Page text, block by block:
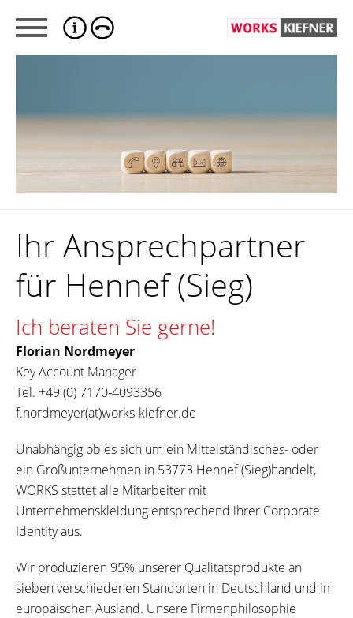
Ihr Ansprechpartner
für Hennef (Sieg)
Ich beraten Sie gerne!
Florian Nordmeyer
Key Account Manager
Tel. +49 (0) 7170‐4093356
f.nordmeyer(at)works-kiefner.de
Unabhängig ob es sich um ein Mittelständisches- oder
ein Großunternehmen in 53773 Hennef (Sieg)handelt,
WORKS stattet alle Mitarbeiter mit
Unternehmenskleidung entsprechend ihrer Corporate
Identity aus.
Wir produzieren 95% unserer Qualitätsprodukte an
sieben verschiedenen Standorten in Deutschland und im
europäischen Ausland. Unsere Firmenphilosophie